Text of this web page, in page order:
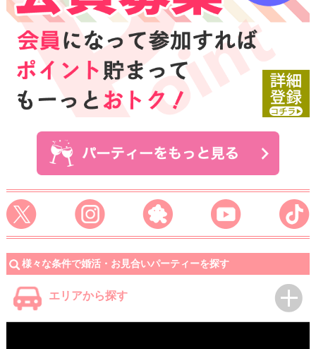
様々な条件で婚活・お見合いパーティーを探す
エリアから探す